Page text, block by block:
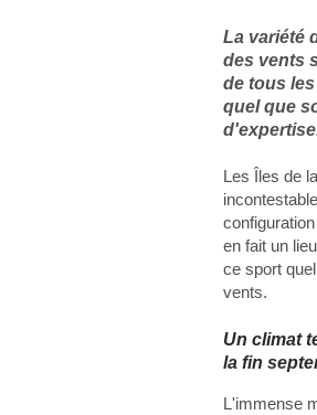
La variété
des vents
de tous
quel que
Les Îles de
en fait un
ce sport
vents.
Un climat
la fin
L'immense